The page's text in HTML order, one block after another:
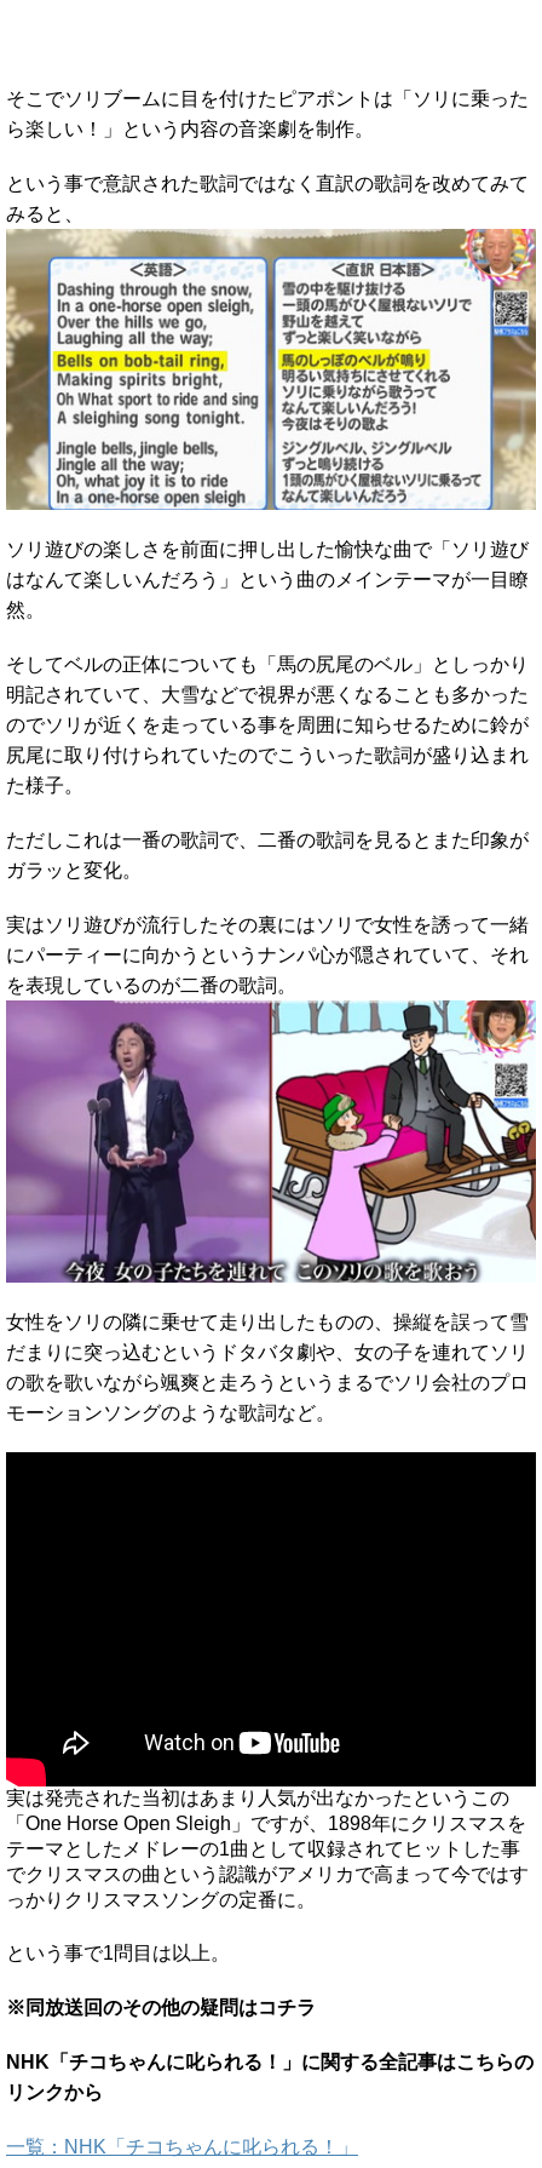
そこでソリブームに目を付けたピアポントは「ソリに乗った
ら楽しい！」という内容の音楽劇を制作。
という事で意訳された歌詞ではなく直訳の歌詞を改めてみて
みると、
ソリ遊びの楽しさを前面に押し出した愉快な曲で「ソリ遊び
はなんて楽しいんだろう」という曲のメインテーマが一目瞭
然。
そしてベルの正体についても「馬の尻尾のベル」としっかり
明記されていて、大雪などで視界が悪くなることも多かった
のでソリが近くを走っている事を周囲に知らせるために鈴が
尻尾に取り付けられていたのでこういった歌詞が盛り込まれ
た様子。
ただしこれは一番の歌詞で、二番の歌詞を見るとまた印象が
ガラッと変化。
実はソリ遊びが流行したその裏にはソリで女性を誘って一緒
にパーティーに向かうというナンパ心が隠されていて、それ
を表現しているのが二番の歌詞。
女性をソリの隣に乗せて走り出したものの、操縦を誤って雪
だまりに突っ込むというドタバタ劇や、女の子を連れてソリ
の歌を歌いながら颯爽と走ろうというまるでソリ会社のプロ
モーションソングのような歌詞など。
実は発売された当初はあまり人気が出なかったというこの
「One Horse Open Sleigh」ですが、1898年にクリスマスを
テーマとしたメドレーの1曲として収録されてヒットした事
でクリスマスの曲という認識がアメリカで高まって今ではす
っかりクリスマスソングの定番に。
という事で1問目は以上。
※同放送回のその他の疑問はコチラ
NHK「チコちゃんに叱られる！」に関する全記事はこちらの
リンクから
一覧：NHK「チコちゃんに叱られる！」